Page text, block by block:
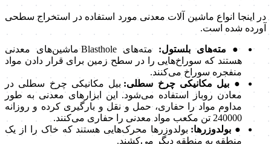
در اینجا انواع ماشین آلات معدنی مورد استفاده در استخراج سطحی
آورده شده است.
● مته‌های بلستول:
مته‌های Blasthole ماشین‌های معدنی
هستند که سوراخ‌هایی را در سطح زمین برای قرار دادن مواد
منفجره سوراخ می‌کنند.
● بیل مکانیکی چرخ سطلی: بیل مکانیکی چرخ سطلی در
معادن روباز استفاده می‌شود. این ابزارهای معدنی به طور
مداوم مواد را حفاری، حمل و نقل و بارگیری کرده و روزانه
240000 تن مکعب مواد معدنی را حفاری می‌کنند.
● بولدوزرها: بولدوزرها محرک‌هایی هستند که خاک را از یک
منطقه به منطقه دیگر می‌کشند.